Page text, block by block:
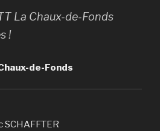
La Chaux-de-Fonds
!
de-Fonds
SCHAFFTER